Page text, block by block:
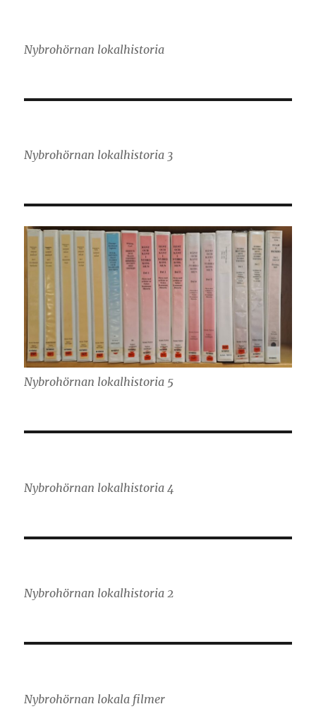
Nybrohörnan lokalhistoria
Nybrohörnan lokalhistoria 3
Nybrohörnan lokalhistoria 5
Nybrohörnan lokalhistoria 4
Nybrohörnan lokalhistoria 2
Nybrohörnan lokala filmer